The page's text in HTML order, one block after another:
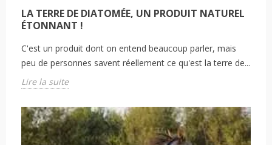
LA TERRE DE DIATOMÉE, UN PRODUIT NATUREL
ÉTONNANT !
C'est un produit dont on entend beaucoup parler, mais
peu de personnes savent réellement ce qu'est la terre de...
Lire la suite